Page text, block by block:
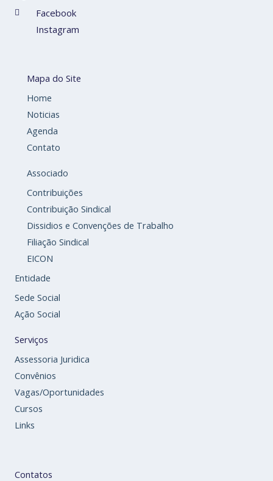
Facebook
Instagram
Mapa do Site
Home
Noticias
Agenda
Contato
Associado
Contribuições
Contribuição Sindical
Dissidios e Convenções de Trabalho
Filiação Sindical
EICON
Entidade
Sede Social
Ação Social
Serviços
Assessoria Juridica
Convênios
Vagas/Oportunidades
Cursos
Links
Contatos